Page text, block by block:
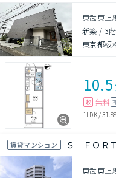
東武東上
新築 / 3
東京都板
10.5
敷 無料
1LDK/
賃貸マンション Ｓ－ＦＯＲ
東武東上